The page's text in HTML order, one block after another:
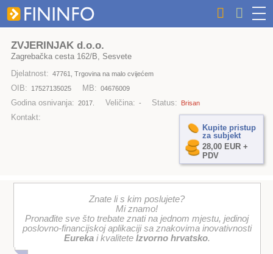
ZVJERINJAK d.o.o.
Zagrebačka cesta 162/B, Sesvete
Djelatnost: 47761, Trgovina na malo cvijećem
OIB: 17527135025 MB: 04676009
Godina osnivanja: 2017. Veličina: - Status: Brisan
Kontakt:
Kupite pristup
za subjekt
28,00 EUR +
PDV
Znate li s kim poslujete?
Mi znamo!
Pronađite sve što trebate znati na jednom mjestu, jedinoj
poslovno-financijskoj aplikaciji sa znakovima inovativnosti
Eurekai kvalitete Izvorno hrvatsko.